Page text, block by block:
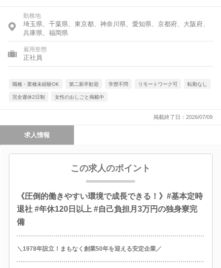
勤務地
埼玉県、千葉県、東京都、神奈川県、愛知県、京都府、大阪府、
兵庫県、福岡県
雇用形態
正社員
職種・業種未経験OK 第二新卒歓迎 学歴不問 リモートワーク可 転勤なし
完全週休2日制 女性のおしごと掲載中
掲載終了日：2026/07/09
求人情報
この求人のポイント
《圧倒的働きやすい環境で成長できる！》#基本定時
退社 #年休120日以上 #自己負担月3万円の独身寮完
備
＼1978年設立！まもなく創業50年を迎える安定企業／